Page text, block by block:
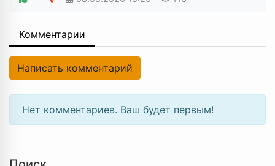
Комментарии
Написать комментарий
Нет комментариев. Ваш будет первым!